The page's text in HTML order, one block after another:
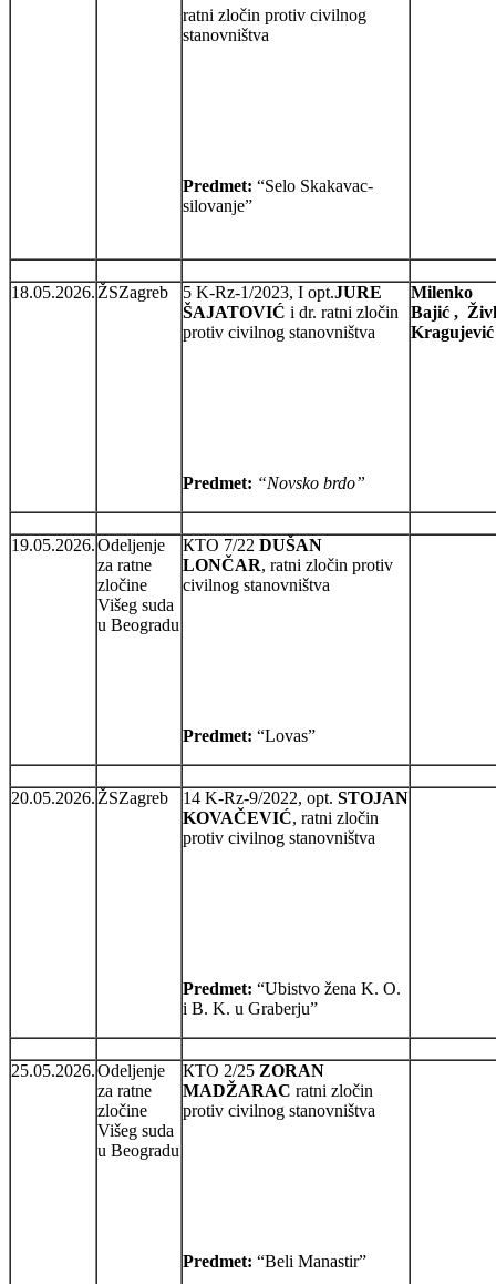
ratni zločin protiv civilnog
stanovništva
Predmet: “Selo Skakavac-
silovanje”
18.05.2026. ŽSZagreb 5 K-Rz-1/2023, I opt.JURE
ŠAJATOVIĆ i dr. ratni zločin
protiv civilnog stanovništva
Predmet: “Novsko brdo”
Milenko
Bajić ,
19.05.2026.Odeljenje
za ratne
zločine
Višeg suda
u Beogradu
КТО 7/22 DUŠAN
LONČAR, ratni zločin protiv
civilnog stanovništva
Predmet: “Lovas”
20.05.2026. ŽSZagreb 14 K-Rz-9/2022, opt. STOJAN
KOVAČEVIĆ, ratni zločin
protiv civilnog stanovništva
Predmet: “Ubistvo žena K. O.
i B. K. u Graberju”
25.05.2026.Odeljenje
za ratne
zločine
Višeg suda
u Beogradu
КТО 2/25 ZORAN
MADŽARAC ratni zločin
protiv civilnog stanovništva
Predmet: “Beli Manastir”